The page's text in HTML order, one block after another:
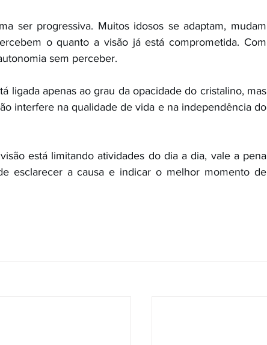
ser progressiva. Muitos idosos se adaptam, mudam
o quanto a visão já está comprometida. Com
sem perceber.
ligada apenas ao grau da opacidade do cristalino, mas
interfere na qualidade de vida e na independência do
está limitando atividades do dia a dia, vale a pena
esclarecer a causa e indicar o melhor momento de